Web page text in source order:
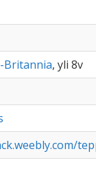
Britannia, yli 8v